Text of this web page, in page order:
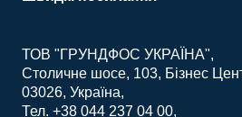
ТОВ "ГРУНДФОС УКРАЇНА"
Столичне шосе, 103, Бізнес
03026, Україна
Тел. +38 044 237 04 00